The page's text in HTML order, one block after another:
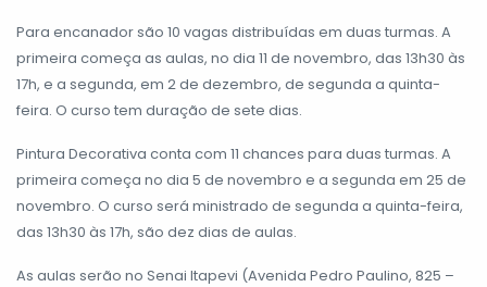
Para encanador são 10 vagas distribuídas em duas turmas. A
primeira começa as aulas, no dia 11 de novembro, das 13h30 às
17h, e a segunda, em 2 de dezembro, de segunda a quinta-
feira. O curso tem duração de sete dias.
Pintura Decorativa conta com 11 chances para duas turmas. A
primeira começa no dia 5 de novembro e a segunda em 25 de
novembro. O curso será ministrado de segunda a quinta-feira,
das 13h30 às 17h, são dez dias de aulas.
As aulas serão no Senai Itapevi (Avenida Pedro Paulino, 825 –